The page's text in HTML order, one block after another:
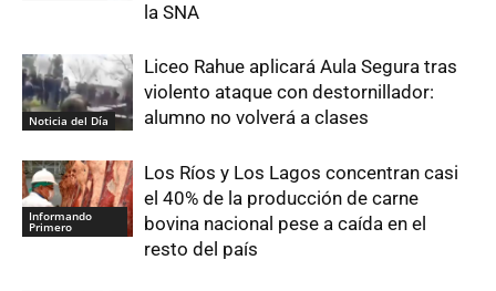
la SNA
Noticia del Día
Liceo Rahue aplicará Aula Segura tras
violento ataque con destornillador:
alumno no volverá a clases
Informando
Primero
Los Ríos y Los Lagos concentran casi
el 40% de la producción de carne
bovina nacional pese a caída en el
resto del país